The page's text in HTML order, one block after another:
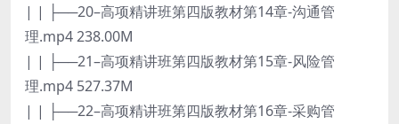
| | ├──20–高项精讲班第四版教材第14章-沟通管
理.mp4 238.00M
| | ├──21–高项精讲班第四版教材第15章-风险管
理.mp4 527.37M
| | ├──22–高项精讲班第四版教材第16章-采购管